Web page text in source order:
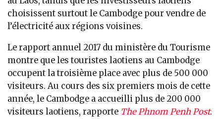
choisissent surtout le Cambodge pour vendre de
l’électricité aux régions voisines.
Le rapport annuel 2017 du ministère du Tourisme
montre que les touristes laotiens au Cambodge
occupent la troisième place avec plus de 500 000
visiteurs. Au cours des six premiers mois de cette
année, le Cambodge a accueilli plus de 200 000
visiteurs laotiens, rapporte The Phnom Penh Post.